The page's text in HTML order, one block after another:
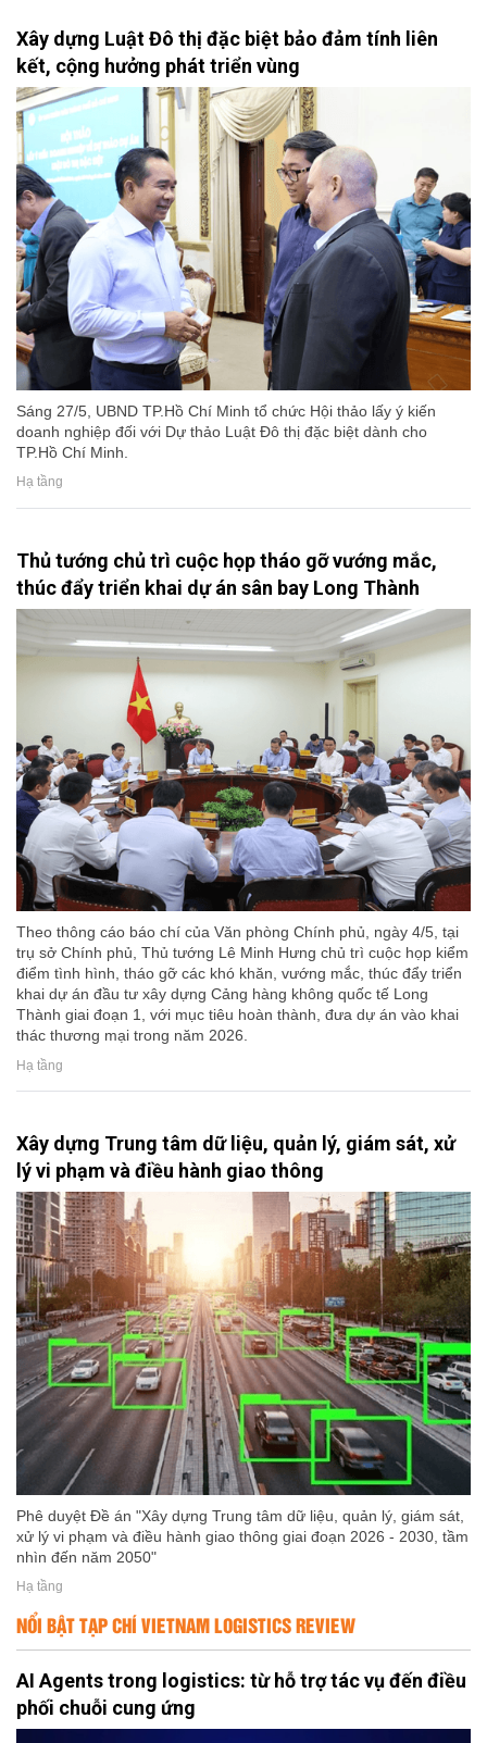
Xây dựng Luật Đô thị đặc biệt bảo đảm tính liên
kết, cộng hưởng phát triển vùng
Sáng 27/5, UBND TP.Hồ Chí Minh tổ chức Hội thảo lấy ý kiến
doanh nghiệp đối với Dự thảo Luật Đô thị đặc biệt dành cho
TP.Hồ Chí Minh.
Hạ tầng
Thủ tướng chủ trì cuộc họp tháo gỡ vướng mắc,
thúc đẩy triển khai dự án sân bay Long Thành
Theo thông cáo báo chí của Văn phòng Chính phủ, ngày 4/5, tại
trụ sở Chính phủ, Thủ tướng Lê Minh Hưng chủ trì cuộc họp kiểm
điểm tình hình, tháo gỡ các khó khăn, vướng mắc, thúc đẩy triển
khai dự án đầu tư xây dựng Cảng hàng không quốc tế Long
Thành giai đoạn 1, với mục tiêu hoàn thành, đưa dự án vào khai
thác thương mại trong năm 2026.
Hạ tầng
Xây dựng Trung tâm dữ liệu, quản lý, giám sát, xử
lý vi phạm và điều hành giao thông
Phê duyệt Đề án "Xây dựng Trung tâm dữ liệu, quản lý, giám sát,
xử lý vi phạm và điều hành giao thông giai đoạn 2026 - 2030, tầm
nhìn đến năm 2050"
Hạ tầng
NỔI BẬT TẠP CHÍ VIETNAM LOGISTICS REVIEW
AI Agents trong logistics: từ hỗ trợ tác vụ đến điều
phối chuỗi cung ứng